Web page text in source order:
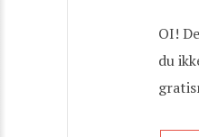
OI!
du